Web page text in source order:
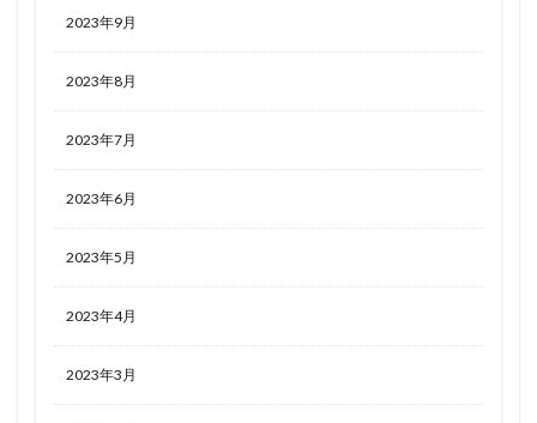
2023年9月
2023年8月
2023年7月
2023年6月
2023年5月
2023年4月
2023年3月